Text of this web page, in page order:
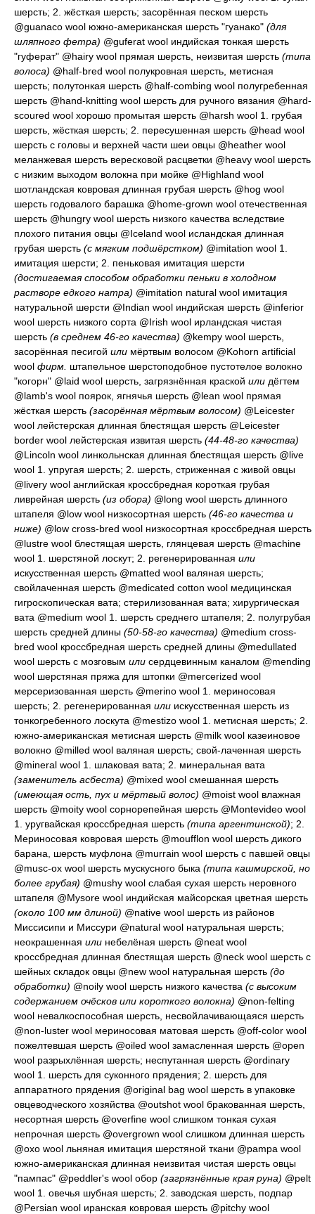
шерсть; 2. жёсткая шерсть; засорённая песком шерсть
@guanaco wool южно-американская шерсть "гуанако" (для
шляпного фетра) @guferat wool индийская тонкая шерсть
"гуферат" @hairy wool прямая шерсть, неизвитая шерсть (типа
волоса) @half-bred wool полукровная шерсть, метисная
шерсть; полутонкая шерсть @half-combing wool полугребенная
шерсть @hand-knitting wool шерсть для ручного вязания @hard-
scoured wool хорошо промытая шерсть @harsh wool 1. грубая
шерсть, жёсткая шерсть; 2. пересушенная шерсть @head wool
шерсть с головы и верхней части шеи овцы @heather wool
меланжевая шерсть вересковой расцветки @heavy wool шерсть
с низким выходом волокна при мойке @Highland wool
шотландская ковровая длинная грубая шерсть @hog wool
шерсть годовалого барашка @home-grown wool отечественная
шерсть @hungry wool шерсть низкого качества вследствие
плохого питания овцы @Iceland wool исландская длинная
грубая шерсть (с мягким подшёрстком) @imitation wool 1.
имитация шерсти; 2. пеньковая имитация шерсти
(достигаемая способом обработки пеньки в холодном
растворе едкого натра) @imitation natural wool имитация
натуральной шерсти @Indian wool индийская шерсть @inferior
wool шерсть низкого сорта @Irish wool ирландская чистая
шерсть (в среднем 46-го качества) @kempy wool шерсть,
засорённая песигой или мёртвым волосом @Kohorn artificial
wool фирм. штапельное шерстоподобное пустотелое волокно
"когорн" @laid wool шерсть, загрязнённая краской или дёгтем
@lamb's wool поярок, ягнячья шерсть @lean wool прямая
жёсткая шерсть (засорённая мёртвым волосом) @Leicester
wool лейстерская длинная блестящая шерсть @Leicester
border wool лейстерская извитая шерсть (44-48-го качества)
@Lincoln wool линкольнская длинная блестящая шерсть @live
wool 1. упругая шерсть; 2. шерсть, стриженная с живой овцы
@livery wool английская кроссбредная короткая грубая
ливрейная шерсть (из обора) @long wool шерсть длинного
штапеля @low wool низкосортная шерсть (46-го качества и
ниже) @low cross-bred wool низкосортная кроссбредная шерсть
@lustre wool блестящая шерсть, глянцевая шерсть @machine
wool 1. шерстяной лоскут; 2. регенерированная или
искусственная шерсть @matted wool валяная шерсть;
свойлаченная шерсть @medicated cotton wool медицинская
гигроскопическая вата; стерилизованная вата; хирургическая
вата @medium wool 1. шерсть среднего штапеля; 2. полугрубая
шерсть средней длины (50-58-го качества) @medium cross-
bred wool кроссбредная шерсть средней длины @medullated
wool шерсть с мозговым или сердцевинным каналом @mending
wool шерстяная пряжа для штопки @mercerized wool
мерсеризованная шерсть @merino wool 1. мериносовая
шерсть; 2. регенерированная или искусственная шерсть из
тонкогребенного лоскута @mestizo wool 1. метисная шерсть; 2.
южно-американская метисная шерсть @milk wool казеиновое
волокно @milled wool валяная шерсть; свой-лаченная шерсть
@mineral wool 1. шлаковая вата; 2. минеральная вата
(заменитель асбеста) @mixed wool смешанная шерсть
(имеющая ость, пух и мёртвый волос) @moist wool влажная
шерсть @moity wool сорнорепейная шерсть @Montevideo wool
1. уругвайская кроссбредная шерсть (типа аргентинской); 2.
Мериносовая ковровая шерсть @moufflon wool шерсть дикого
барана, шерсть муфлона @murrain wool шерсть с павшей овцы
@musc-ox wool шерсть мускусного быка (типа кашмирской, но
более грубая) @mushy wool слабая сухая шерсть неровного
штапеля @Mysore wool индийская майсорская цветная шерсть
(около 100 мм длиной) @native wool шерсть из районов
Миссисипи и Миссури @natural wool натуральная шерсть;
неокрашенная или небелёная шерсть @neat wool
кроссбредная длинная блестящая шерсть @neck wool шерсть с
шейных складок овцы @new wool натуральная шерсть (до
обработки) @noily wool шерсть низкого качества (с высоким
содержанием очёсков или короткого волокна) @non-felting
wool невалкоспособная шерсть, несвойлачивающаяся шерсть
@non-luster wool мериносовая матовая шерсть @off-color wool
пожелтевшая шерсть @oiled wool замасленная шерсть @open
wool разрыхлённая шерсть; неспутанная шерсть @ordinary
wool 1. шерсть для суконного прядения; 2. шерсть для
аппаратного прядения @original bag wool шерсть в упаковке
овцеводческого хозяйства @outshot wool бракованная шерсть,
несортная шерсть @overfine wool слишком тонкая сухая
непрочная шерсть @overgrown wool слишком длинная шерсть
@oxo wool льняная имитация шерстяной ткани @pampa wool
южно-американская длинная неизвитая чистая шерсть овцы
"пампас" @peddler's wool обор (загрязнённые края руна) @pelt
wool 1. овечья шубная шерсть; 2. заводская шерсть, подпар
@Persian wool иранская ковровая шерсть @pitchy wool